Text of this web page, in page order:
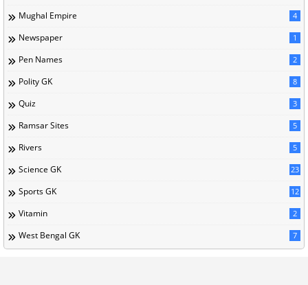
Mughal Empire 4
Newspaper 1
Pen Names 2
Polity GK 8
Quiz 3
Ramsar Sites 5
Rivers 5
Science GK 23
Sports GK 12
Vitamin 2
West Bengal GK 7